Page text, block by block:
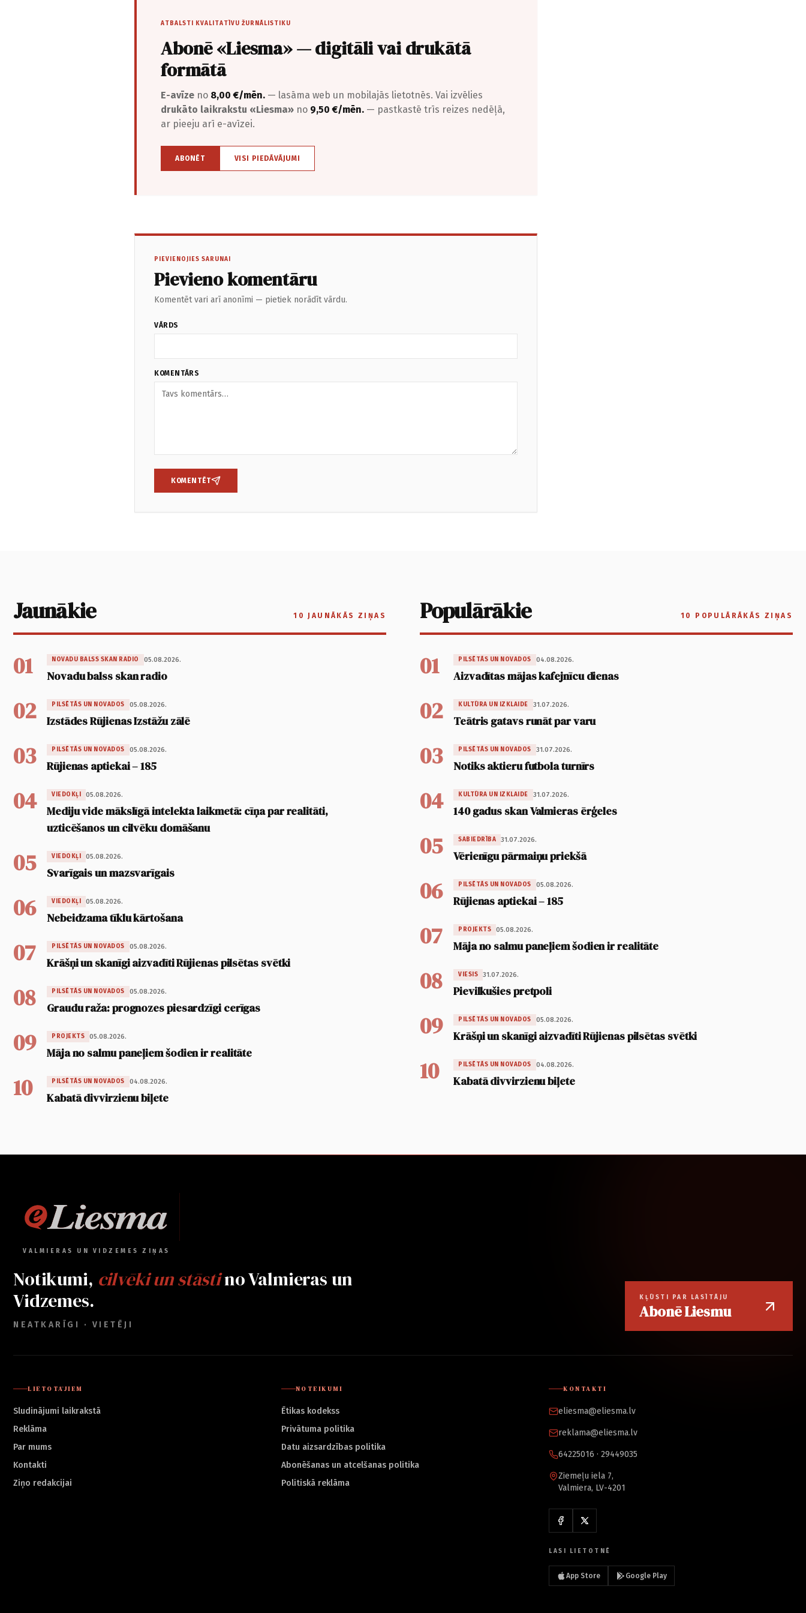
ATBALSTI KVALITATĪVU ŽURNĀLISTIKU
Abonē «Liesma» — digitāli vai drukātā
formātā
E-avīze no 8,00 €/mēn. — lasāma web un mobilajās lietotnēs. Vai izvēlies
drukāto laikrakstu «Liesma» no 9,50 €/mēn. — pastkastē trīs reizes nedēļā,
ar pieeju arī e-avīzei.
ABONĒT VISI PIEDĀVĀJUMI
PIEVIENOJIES SARUNAI
Pievieno komentāru
Komentēt vari arī anonīmi — pietiek norādīt vārdu.
VĀRDS
KOMENTĀRS
KOMENTĒT
Jaunākie 10 JAUNĀKĀS ZIŅAS
01 NOVADU BALSS SKAN RADIO 05.08.2026.
Novadu balss skan radio
02 PILSĒTĀS UN NOVADOS 05.08.2026.
Izstādes Rūjienas Izstāžu zālē
03 PILSĒTĀS UN NOVADOS 05.08.2026.
Rūjienas aptiekai – 185
04 VIEDOKĻI 05.08.2026.
Mediju vide mākslīgā intelekta laikmetā: cīņa par realitāti,
uzticēšanos un cilvēku domāšanu
05 VIEDOKĻI 05.08.2026.
Svarīgais un mazsvarīgais
06 VIEDOKĻI 05.08.2026.
Nebeidzama tīklu kārtošana
07 PILSĒTĀS UN NOVADOS 05.08.2026.
Krāšņi un skanīgi aizvadīti Rūjienas pilsētas svētki
08 PILSĒTĀS UN NOVADOS 05.08.2026.
Graudu raža: prognozes piesardzīgi cerīgas
09 PROJEKTS 05.08.2026.
Māja no salmu paneļiem šodien ir realitāte
10 PILSĒTĀS UN NOVADOS 04.08.2026.
Kabatā divvirzienu biļete
Populārākie 10 POPULĀRĀKĀS ZIŅAS
01 PILSĒTĀS UN NOVADOS 04.08.2026.
Aizvadītas mājas kafejnīcu dienas
02 KULTŪRA UN IZKLAIDE 31.07.2026.
Teātris gatavs runāt par varu
03 PILSĒTĀS UN NOVADOS 31.07.2026.
Notiks aktieru futbola turnīrs
04 KULTŪRA UN IZKLAIDE 31.07.2026.
140 gadus skan Valmieras ērģeles
05 SABIEDRĪBA 31.07.2026.
Vērienīgu pārmaiņu priekšā
06 PILSĒTĀS UN NOVADOS 05.08.2026.
Rūjienas aptiekai – 185
07 PROJEKTS 05.08.2026.
Māja no salmu paneļiem šodien ir realitāte
08 VIESIS 31.07.2026.
Pievilkušies pretpoli
09 PILSĒTĀS UN NOVADOS 05.08.2026.
Krāšņi un skanīgi aizvadīti Rūjienas pilsētas svētki
10 PILSĒTĀS UN NOVADOS 04.08.2026.
Kabatā divvirzienu biļete
VALMIERAS UN VIDZEMES ZIŅAS
Notikumi, cilvēki un stāstino Valmieras un
Vidzemes.
NEATKARĪGI · VIETĒJI
KĻŪSTI PAR LASĪTĀJU
Abonē Liesmu
LIETOTĀJIEM
Sludinājumi laikrakstā
Reklāma
Par mums
Kontakti
Ziņo redakcijai
NOTEIKUMI
Ētikas kodekss
Privātuma politika
Datu aizsardzības politika
Abonēšanas un atcelšanas politika
Politiskā reklāma
KONTAKTI
eliesma@eliesma.lv
reklama@eliesma.lv
64225016 · 29449035
Ziemeļu iela 7,
Valmiera, LV-4201
LASI LIETOTNĒ
App Store Google Play